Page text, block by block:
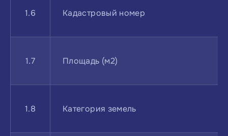
1.6 Кадастровый номер
1.7 Площадь (м2)
1.8 Категория земель